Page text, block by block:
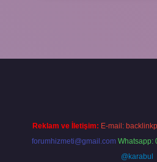
Reklam ve İletişim: E-mail:
forumhizmeti@gmail.com Whatsapp:
@karabul